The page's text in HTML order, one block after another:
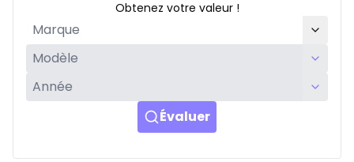
Obtenez votre valeur !
Évaluer